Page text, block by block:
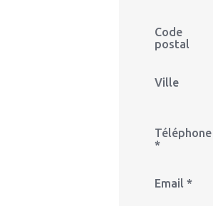
Code
postal
Ville
Téléphone
*
Email *